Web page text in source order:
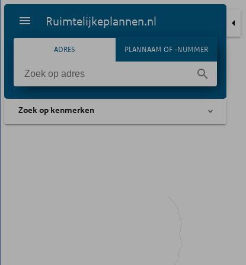
Ruimtelijkeplannen.nl
ADRES PLANNAAM OF -NUMMER
Zoek op kenmerken